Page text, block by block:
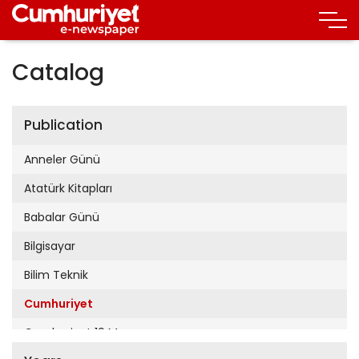
Catalog
Publication
Anneler Günü
Atatürk Kitapları
Babalar Günü
Bilgisayar
Bilim Teknik
Cumhuriyet
Cumhuriyet 19 Mayıs